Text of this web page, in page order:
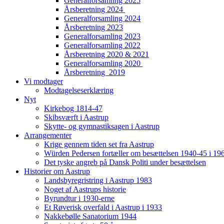
Årsberetning 2024
Generalforsamling 2024
Årsberetning 2023
Generalforsamling 2023
Generalforsamling 2022
Årsberetning 2020 & 2021
Generalforsamling 2020
Årsberetning 2019
Vi modtager
Modtagelseserklæring
Nyt
Kirkebog 1814-47
Skibsværft i Aastrup
Skytte- og gymnastiksagen i Aastrup
Arrangementer
Krige gennem tiden set fra Aastrup
Würden Pedersen fortæller om besættelsen 1940-45 i
Det tyske angreb på Dansk Politi under besættelsen
Historier om Aastrup
Landsbyregristring i Aastrup 1983
Noget af Aastrups historie
Byrundtur i 1930-erne
Et Røverisk overfald i Aastrup i 1933
Nakkebølle Sanatorium 1944